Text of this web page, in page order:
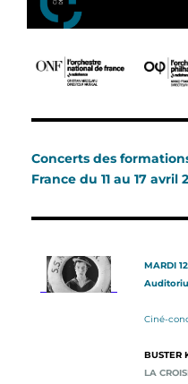
Concerts des
France du 11 au 17 avril
MARDI
Ciné-
BUSTER
LA